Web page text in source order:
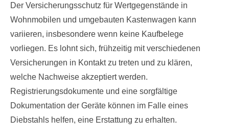
Der Versicherungsschutz für Wertgegenstände in
Wohnmobilen und umgebauten Kastenwagen kann
variieren, insbesondere wenn keine Kaufbelege
vorliegen. Es lohnt sich, frühzeitig mit verschiedenen
Versicherungen in Kontakt zu treten und zu klären,
welche Nachweise akzeptiert werden.
Registrierungsdokumente und eine sorgfältige
Dokumentation der Geräte können im Falle eines
Diebstahls helfen, eine Erstattung zu erhalten.